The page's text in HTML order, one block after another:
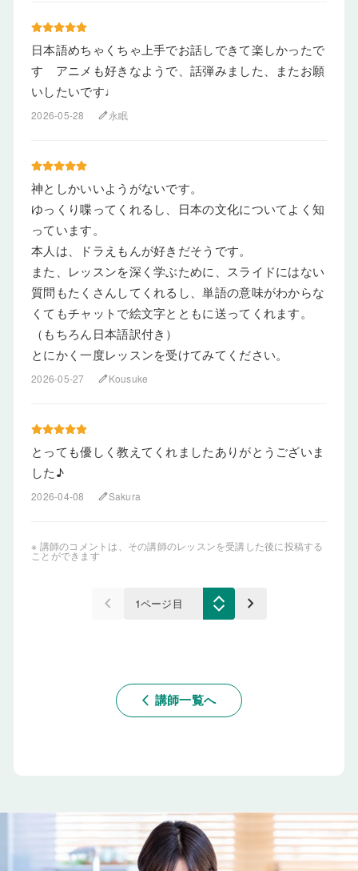
日本語めちゃくちゃ上手でお話しできて楽しかったで
す アニメも好きなようで、話弾みました、またお願
いしたいです♩
2026-05-28 edit永眠
神としかいいようがないです。
ゆっくり喋ってくれるし、日本の文化についてよく知
っています。
本人は、ドラえもんが好きだそうです。
また、レッスンを深く学ぶために、スライドにはない
質問もたくさんしてくれるし、単語の意味がわからな
くてもチャットで絵文字とともに送ってくれます。
（もちろん日本語訳付き）
とにかく一度レッスンを受けてみてください。
2026-05-27 editKousuke
とっても優しく教えてくれましたありがとうございま
した♪
2026-04-08 editSakura
※ 講師のコメントは、その講師のレッスンを受講した後に投稿する
ことができます
keyboard_arrow_left keyboard_arrow_right
arrow_back_ios 講師一覧へ